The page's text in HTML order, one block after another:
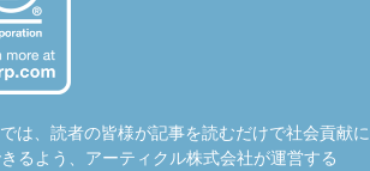
は、読者の皆様が記事を読むだけで社会貢献に
るよう、アーティクル株式会社が運営する